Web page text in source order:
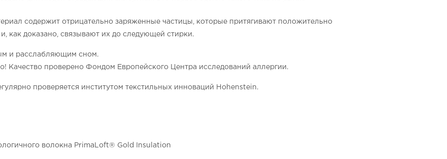
содержит отрицательно заряженные частицы, которые притягивают положительно
как доказано, связывают их до следующей стирки.
и расслабляющим сном.
Качество проверено Фондом Европейского Центра исследований аллергии.
проверяется институтом текстильных инноваций Hohenstein.
волокна PrimaLoft® Gold Insulation